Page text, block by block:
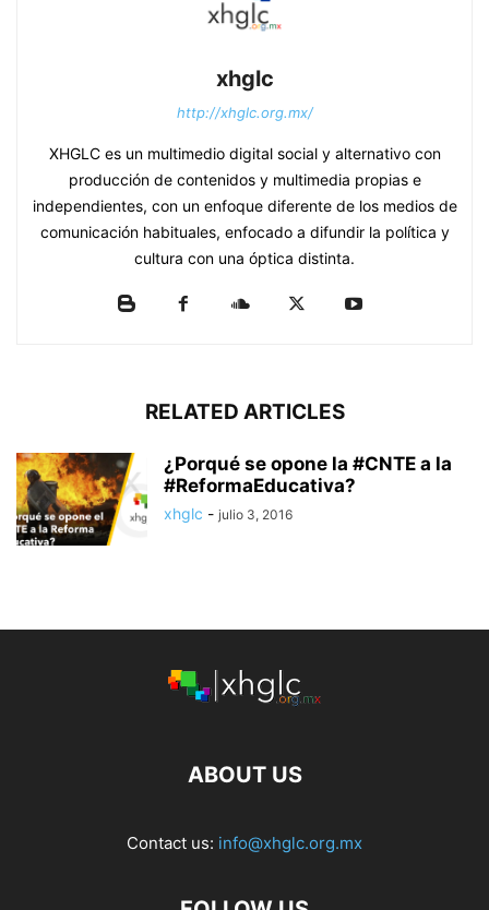
xhglc
http://xhglc.org.mx/
XHGLC es un multimedio digital social y alternativo con
producción de contenidos y multimedia propias e
independientes, con un enfoque diferente de los medios de
comunicación habituales, enfocado a difundir la política y
cultura con una óptica distinta.
RELATED ARTICLES
¿Porqué se opone la #CNTE a la
#ReformaEducativa?
xhglc - julio 3, 2016
ABOUT US
Contact us: info@xhglc.org.mx